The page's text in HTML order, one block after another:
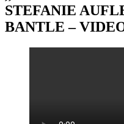
STEFANIE
BANTLE –